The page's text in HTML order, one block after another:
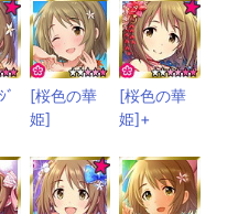
ﾞ
[桜色の華
姫]
[桜色の華
姫]+